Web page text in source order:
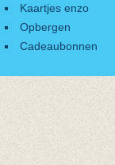
Kaartjes enzo
Opbergen
Cadeaubonnen